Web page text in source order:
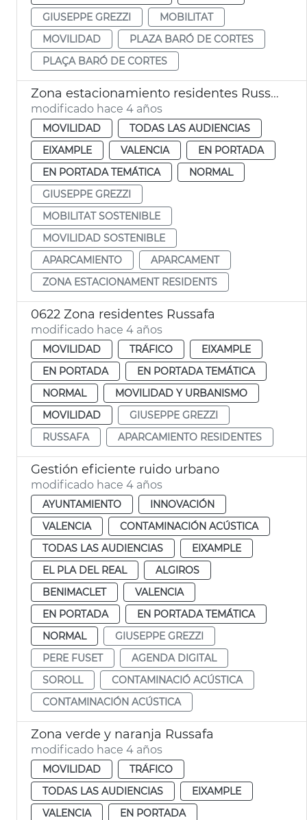
GIUSEPPE GREZZI
MOBILITAT
MOVILIDAD
PLAZA BARÓ DE CORTES
PLAÇA BARÓ DE CORTES
Zona estacionamiento residentes Russafa
modificado hace 4 años
MOVILIDAD
TODAS LAS AUDIENCIAS
EIXAMPLE
VALENCIA
EN PORTADA
EN PORTADA TEMÁTICA
NORMAL
GIUSEPPE GREZZI
MOBILITAT SOSTENIBLE
MOVILIDAD SOSTENIBLE
APARCAMIENTO
APARCAMENT
ZONA ESTACIONAMENT RESIDENTS
0622 Zona residentes Russafa
modificado hace 4 años
MOVILIDAD TRÁFICO
EIXAMPLE
EN PORTADA
EN PORTADA TEMÁTICA
NORMAL
MOVILIDAD Y URBANISMO
MOVILIDAD
GIUSEPPE GREZZI
RUSSAFA
APARCAMIENTO RESIDENTES
Gestión eficiente ruido urbano
modificado hace 4 años
AYUNTAMIENTO
INNOVACIÓN
VALENCIA
CONTAMINACIÓN ACÚSTICA
TODAS LAS AUDIENCIAS
EIXAMPLE
EL PLA DEL REAL
ALGIROS
BENIMACLET
VALENCIA
EN PORTADA
EN PORTADA TEMÁTICA
NORMAL
GIUSEPPE GREZZI
PERE FUSET
AGENDA DIGITAL
SOROLL
CONTAMINACIÓ ACÚSTICA
CONTAMINACIÓN ACÚSTICA
Zona verde y naranja Russafa
modificado hace 4 años
MOVILIDAD
TRÁFICO
TODAS LAS AUDIENCIAS
EIXAMPLE
VALENCIA
EN PORTADA